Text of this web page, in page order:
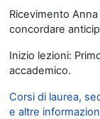
Ricevimento
concordare
Inizio lezioni:
accademico.
Corsi di laurea,
e altre